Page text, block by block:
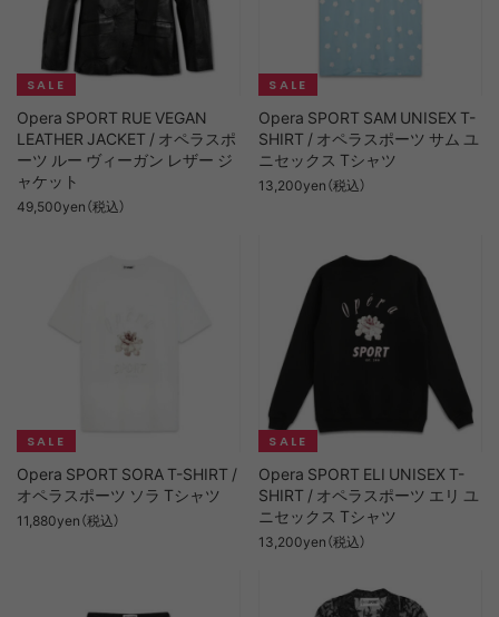
Opera SPORT RUE VEGAN
LEATHER JACKET / オペラスポ
ーツ ルー ヴィーガン レザー ジ
ャケット
49,500yen（税込）
Opera SPORT SAM UNISEX T-
SHIRT / オペラスポーツ サム ユ
ニセックス Tシャツ
13,200yen（税込）
Opera SPORT SORA T-SHIRT /
オペラスポーツ ソラ Tシャツ
11,880yen（税込）
Opera SPORT ELI UNISEX T-
SHIRT / オペラスポーツ エリ ユ
ニセックス Tシャツ
13,200yen（税込）